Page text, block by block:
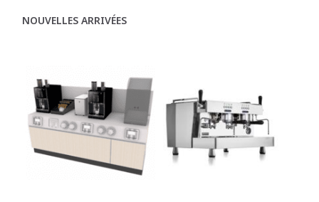
NOUVELLES ARRIVÉES